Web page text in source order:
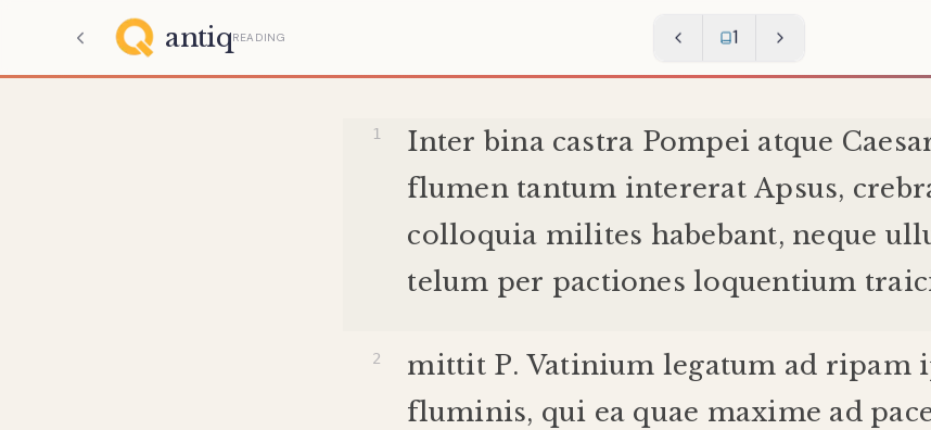
antiqREADING 1
Inter bina castra Pompei atque
flumen tantum intererat Apsus,
colloquia milites habebant, neque
telum per pactiones loquentium
mittit P.Vatinium legatum ad ripam
fluminis, qui ea quae maxime ad